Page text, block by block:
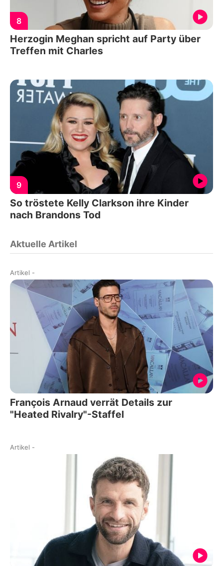
8
Herzogin Meghan spricht auf Party über
Treffen mit Charles
9
So tröstete Kelly Clarkson ihre Kinder
nach Brandons Tod
Aktuelle Artikel
Artikel -
François Arnaud verrät Details zur
"Heated Rivalry"-Staffel
Artikel -